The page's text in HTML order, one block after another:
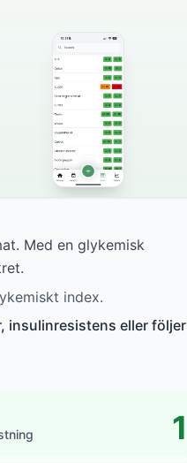
Med en glykemisk
index.
insulinresistens eller följer
1